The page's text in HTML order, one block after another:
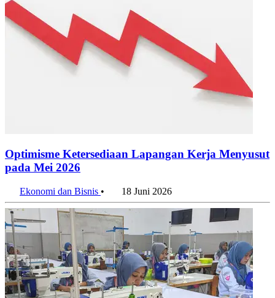
Optimisme Ketersediaan Lapangan Kerja Menyusut
pada Mei 2026
Ekonomi dan Bisnis • 18 Juni 2026